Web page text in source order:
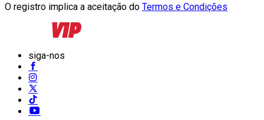
O registro implica a aceitação do Termos e Condições
siga-nos